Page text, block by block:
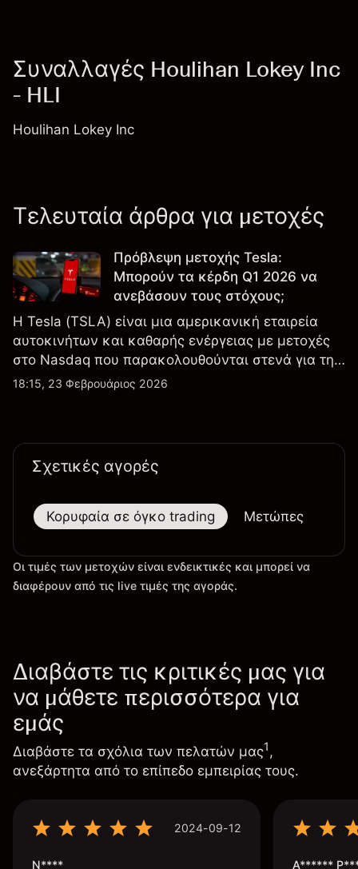
Συναλλαγές Houlihan Lokey Inc
- HLI
Houlihan Lokey Inc
Τελευταία άρθρα για μετοχές
Πρόβλεψη μετοχής Tesla:
Μπορούν τα κέρδη Q1 2026 να
ανεβάσουν τους στόχους;
Η Tesla (TSLA) είναι μια αμερικανική εταιρεία
αυτοκινήτων και καθαρής ενέργειας με μετοχές
στο Nasdaq που παρακολουθούνται στενά για την
απόδοση κερδών, τα δεδομένα παραδόσεων και
18:15, 23 Φεβρουάριος 2026
Σχετικές αγορές
Κορυφαία σε όγκο trading Μετώπες
Οι τιμές των μετοχών είναι ενδεικτικές και μπορεί να
διαφέρουν από τις live τιμές της αγοράς.
Διαβάστε τις κριτικές μας για
να μάθετε περισσότερα για
εμάς
Διαβάστε τα σχόλια των πελατών μας1,
ανεξάρτητα από το επίπεδο εμπειρίας τους.
2024-09-12
N**** A******